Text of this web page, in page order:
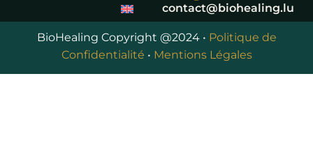
contact@biohealing.lu
BioHealing Copyright @2024 • Politique de
Confidentialité • Mentions Légales